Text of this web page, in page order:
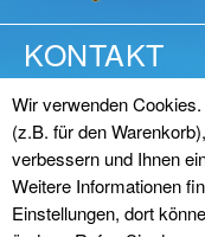
KONTAKT
©
Impressum|
Wir verwenden
(z.B. für den
verbessern und Ihnen
Weitere Informationen
Einstellungen, dort